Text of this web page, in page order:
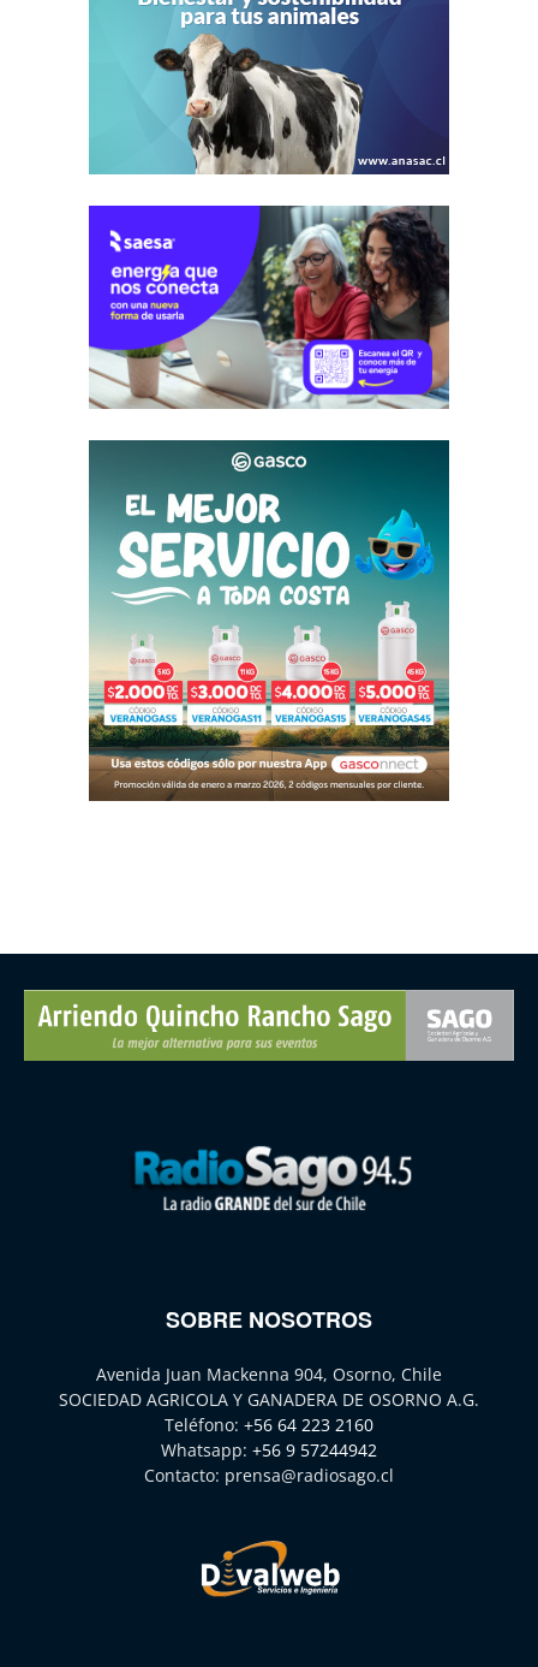
SOBRE NOSOTROS
Avenida Juan Mackenna 904, Osorno, Chile
SOCIEDAD AGRICOLA Y GANADERA DE OSORNO A.G.
Teléfono: +56 64 223 2160
Whatsapp: +56 9 57244942
Contacto: prensa@radiosago.cl